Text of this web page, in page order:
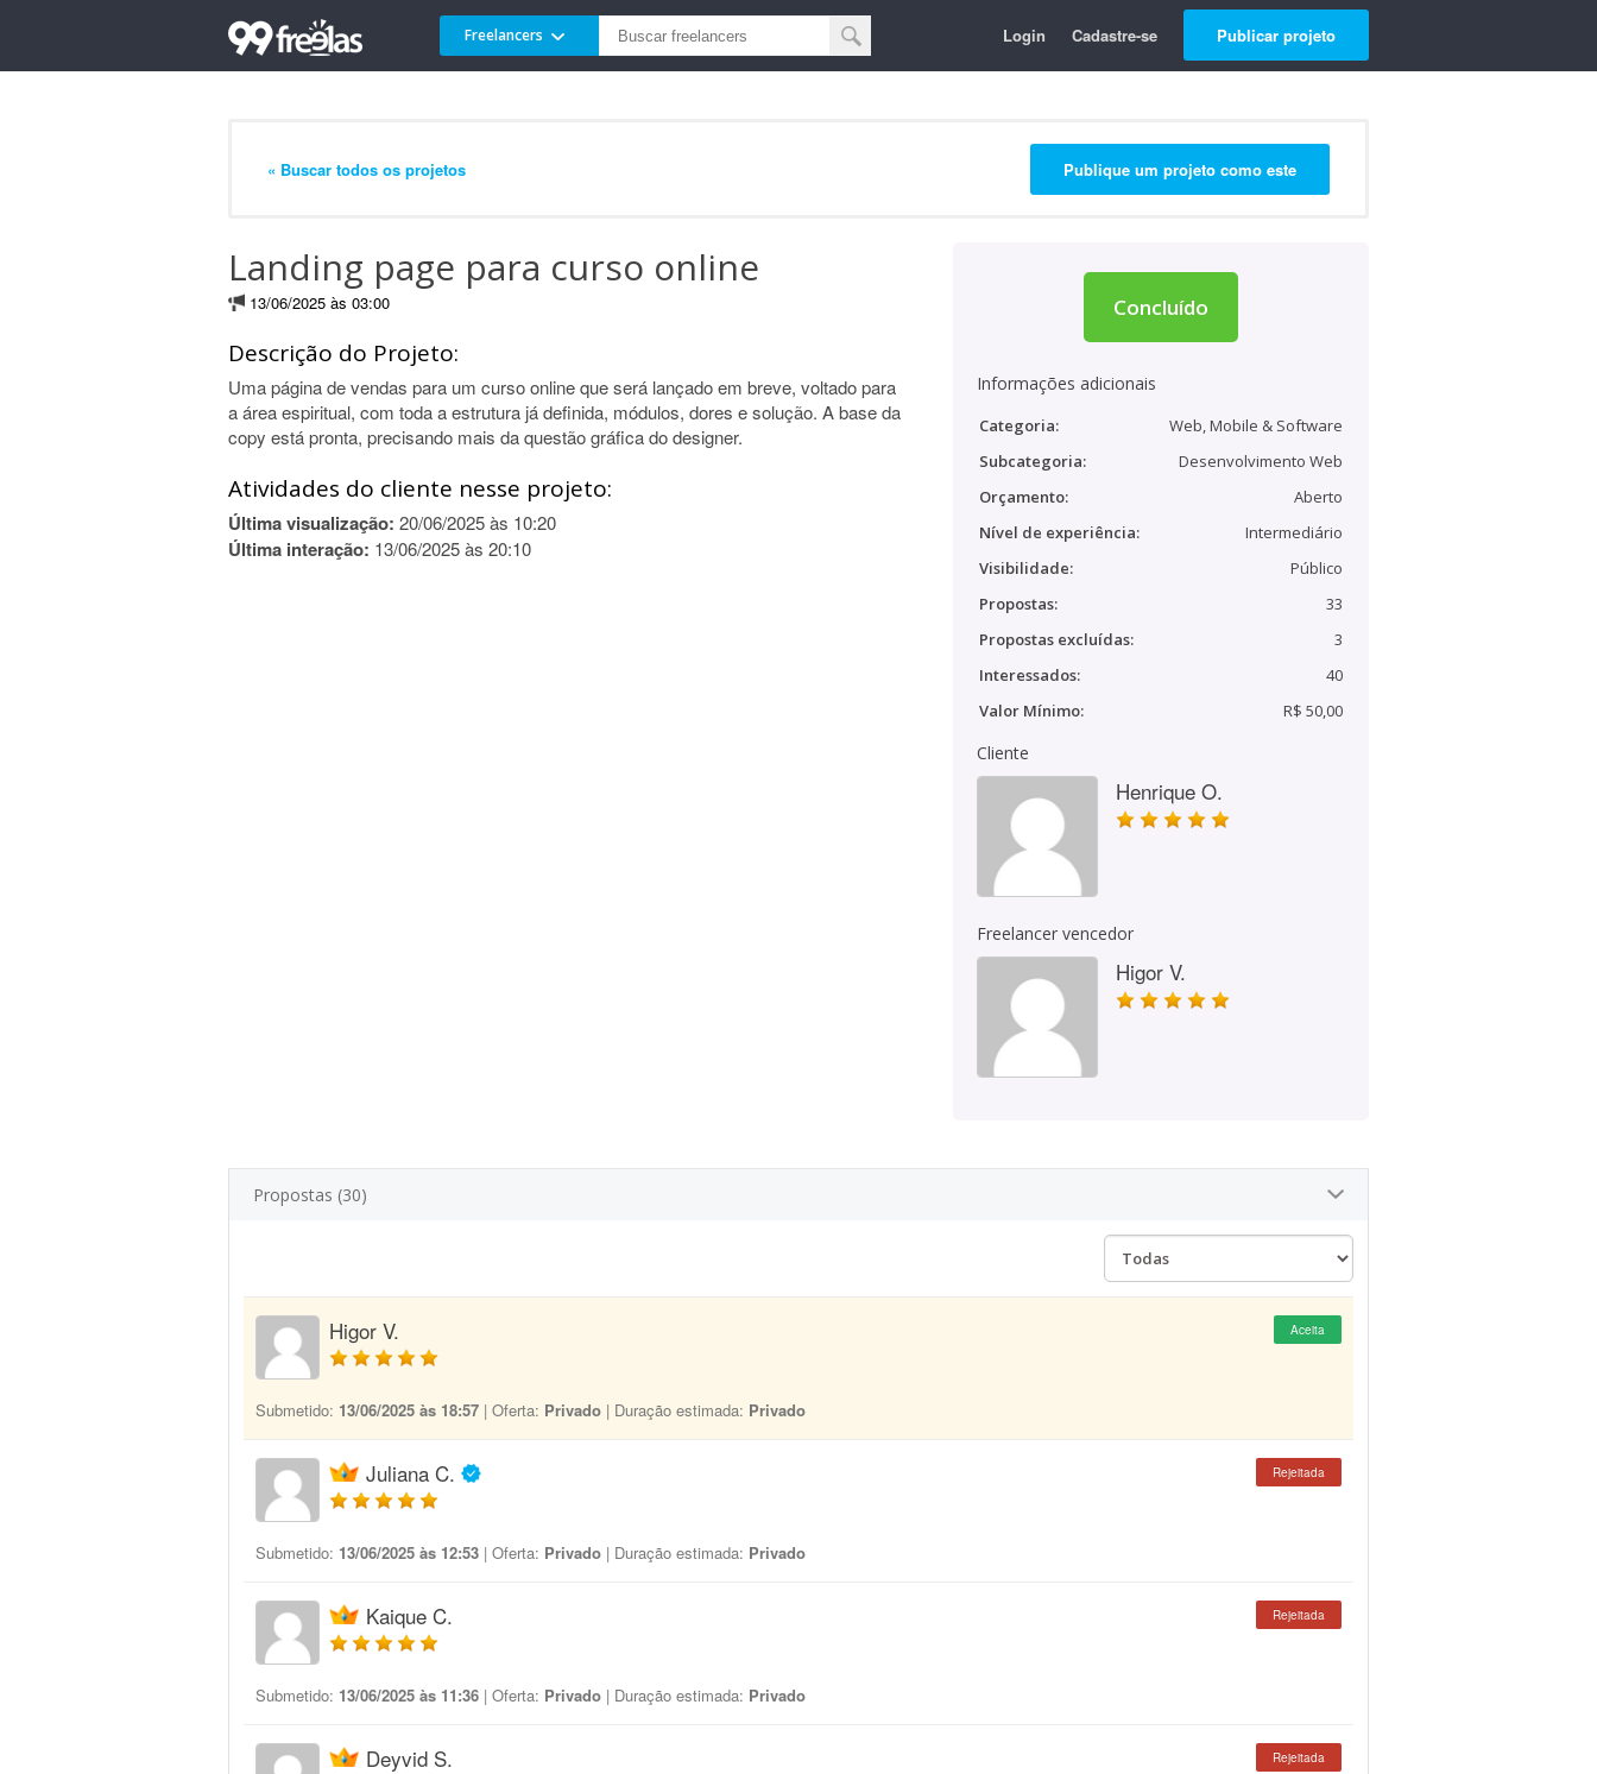
Freelancers Login Cadastre-se Publicar projeto
« Buscar todos os projetos Publique um projeto como este
Landing page para curso online
13/06/2025 às 03:00
Descrição do Projeto:
Uma página de vendas para um curso online que será lançado em breve, voltado para
a área espiritual, com toda a estrutura já definida, módulos, dores e solução. A base da
copy está pronta, precisando mais da questão gráfica do designer.
Atividades do cliente nesse projeto:
Última visualização: 20/06/2025 às 10:20
Última interação: 13/06/2025 às 20:10
Concluído
Informações adicionais
Categoria:
Web, Mobile & Software
Subcategoria:
Desenvolvimento Web
Orçamento:
Aberto
Nível de experiência:
Intermediário
Visibilidade:
Público
Propostas:
33
Propostas excluídas:
3
Interessados:
40
Valor Mínimo:
R$ 50,00
Cliente
Henrique O.
Freelancer vencedor
Higor V.
Propostas (30)
Higor V. Aceita
Submetido: 13/06/2025 às 18:57 | Oferta: Privado | Duração estimada: Privado
Juliana C. Rejeitada
Submetido: 13/06/2025 às 12:53 | Oferta: Privado | Duração estimada: Privado
Kaique C. Rejeitada
Submetido: 13/06/2025 às 11:36 | Oferta: Privado | Duração estimada: Privado
Deyvid S. Rejeitada